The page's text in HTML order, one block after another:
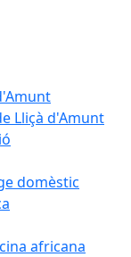
Lliçà d'Amunt
domèstic
africana